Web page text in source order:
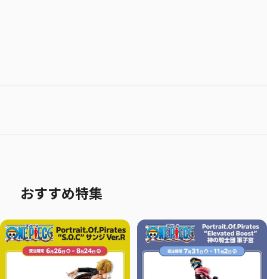
おすすめ特集